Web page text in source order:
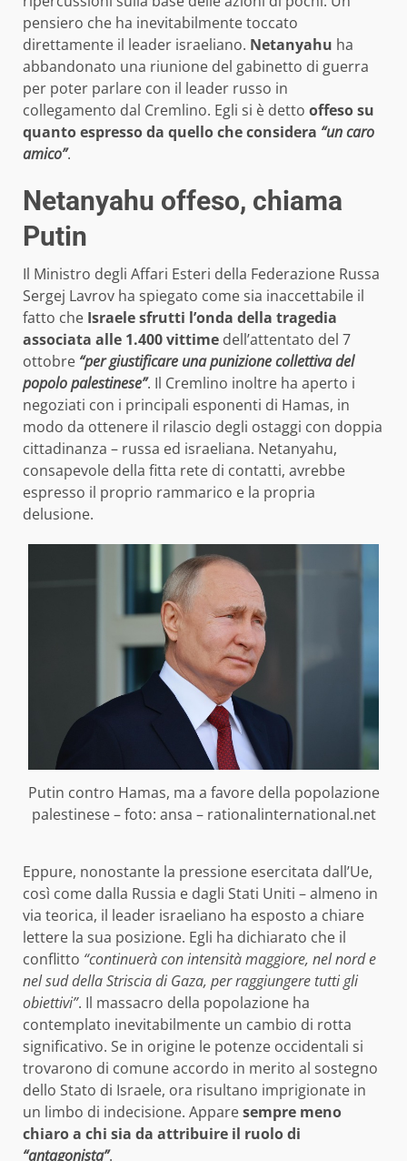
pensiero che ha inevitabilmente toccato
direttamente il leader israeliano. Netanyahu ha
abbandonato una riunione del gabinetto di guerra
per poter parlare con il leader russo in
collegamento dal Cremlino. Egli si è detto offeso su
quanto espresso da quello che considera “un caro
amico”.
Netanyahu offeso, chiama
Putin
Il Ministro degli Affari Esteri della Federazione Russa
Sergej Lavrov ha spiegato come sia inaccettabile il
fatto che Israele sfrutti l’onda della tragedia
associata alle 1.400 vittime dell’attentato del 7
ottobre “per giustificare una punizione collettiva del
popolo palestinese”. Il Cremlino inoltre ha aperto i
negoziati con i principali esponenti di Hamas, in
modo da ottenere il rilascio degli ostaggi con doppia
cittadinanza – russa ed israeliana. Netanyahu,
consapevole della fitta rete di contatti, avrebbe
espresso il proprio rammarico e la propria
delusione.
Putin contro Hamas, ma a favore della popolazione
palestinese – foto: ansa – rationalinternational.net
Eppure, nonostante la pressione esercitata dall’Ue,
così come dalla Russia e dagli Stati Uniti – almeno in
via teorica, il leader israeliano ha esposto a chiare
lettere la sua posizione. Egli ha dichiarato che il
conflitto “continuerà con intensità maggiore, nel nord e
nel sud della Striscia di Gaza, per raggiungere tutti gli
obiettivi”. Il massacro della popolazione ha
contemplato inevitabilmente un cambio di rotta
significativo. Se in origine le potenze occidentali si
trovarono di comune accordo in merito al sostegno
dello Stato di Israele, ora risultano imprigionate in
un limbo di indecisione. Apparesempre meno
chiaro a chi sia da attribuire il ruolo di
“antagonista”.